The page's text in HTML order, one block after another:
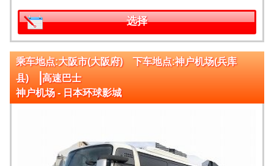
选择
乘车地点:大阪市(大阪府) 下车地点:神户机场(兵库
县) |高速巴士
神户机场 - 日本环球影城